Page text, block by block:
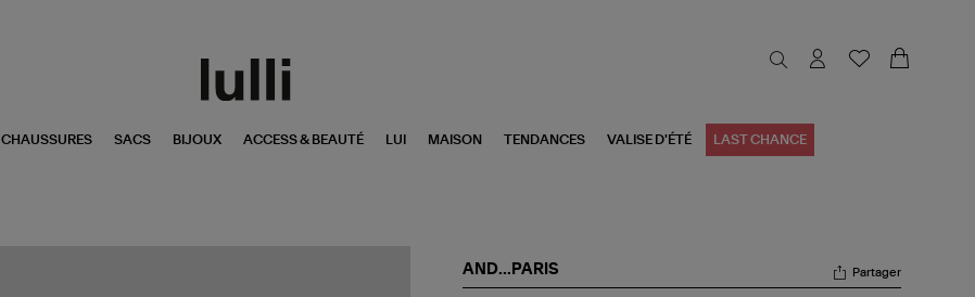
CHAUSSURES SACS BIJOUX ACCESS & BEAUTÉ LUI MAISON TENDANCES VALISE D'ÉTÉ LAST CHANCE
AND...PARIS Partager